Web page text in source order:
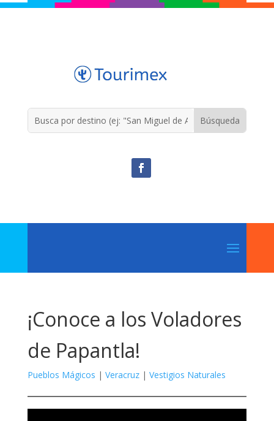
¡Conoce a los Voladores
de Papantla!
Pueblos Mágicos | Veracruz| Vestigios Naturales